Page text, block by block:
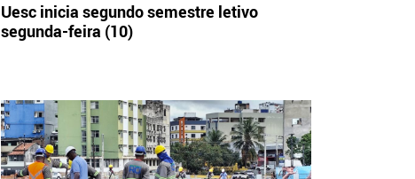
Uesc inicia segundo semestre letivo
segunda-feira (10)